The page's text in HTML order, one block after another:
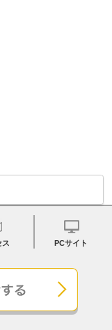
ス PCサイト